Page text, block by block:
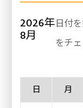
2026年
8月
日付
をチェ
日 月